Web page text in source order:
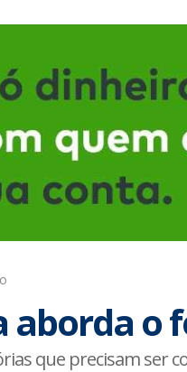
aborda o
que precisam ser